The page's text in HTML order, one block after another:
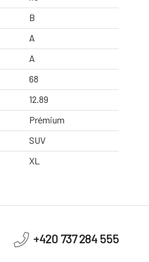
B
A
A
68
12.89
Prémium
SUV
XL
+420 737 284 555